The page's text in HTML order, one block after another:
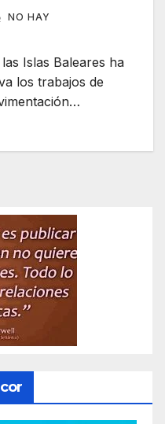
NO HAY
Islas Baleares ha
los trabajos de